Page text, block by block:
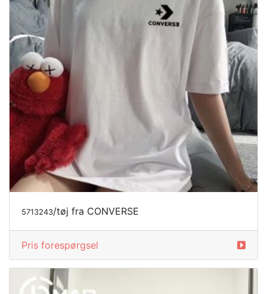
5713243/tøj fra CONVERSE
Pris forespørgsel